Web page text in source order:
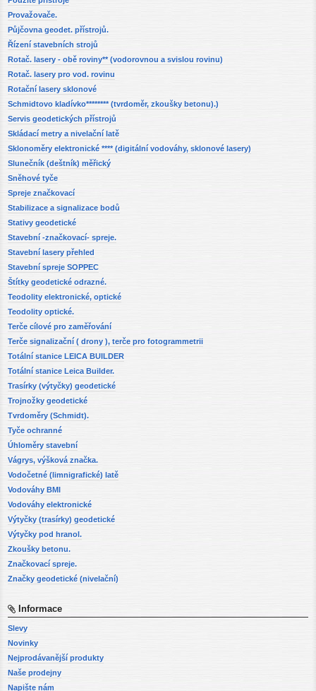
Provažovače.
Půjčovna geodet. přístrojů.
Řízení stavebních strojů
Rotač. lasery - obě roviny** (vodorovnou a svislou rovinu)
Rotač. lasery pro vod. rovinu
Rotační lasery sklonové
Schmidtovo kladívko******** (tvrdoměr, zkoušky betonu).)
Servis geodetických přístrojů
Skládací metry a nivelační latě
Sklonoměry elektronické **** (digitální vodováhy, sklonové lasery)
Slunečník (deštník) měřický
Sněhové tyče
Spreje značkovací
Stabilizace a signalizace bodů
Stativy geodetické
Stavební -značkovací- spreje.
Stavební lasery přehled
Stavební spreje SOPPEC
Štítky geodetické odrazné.
Teodolity elektronické, optické
Teodolity optické.
Terče cílové pro zaměřování
Terče signalizační ( drony ), terče pro fotogrammetrii
Totální stanice LEICA BUILDER
Totální stanice Leica Builder.
Trasírky (výtyčky) geodetické
Trojnožky geodetické
Tvrdoměry (Schmidt).
Tyče ochranné
Úhloměry stavební
Vágrys, výšková značka.
Vodočetné (limnigrafické) latě
Vodováhy BMI
Vodováhy elektronické
Výtyčky (trasírky) geodetické
Výtyčky pod hranol.
Zkoušky betonu.
Značkovací spreje.
Značky geodetické (nivelační)
Informace
Slevy
Novinky
Nejprodávanější produkty
Naše prodejny
Napište nám